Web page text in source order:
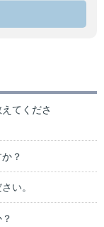
てくださ
？
い。